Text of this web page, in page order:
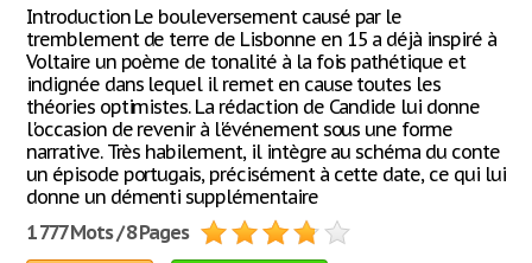
Introduction Le bouleversement causé par le
tremblement de terre de Lisbonne en 15 a déjà inspiré à
Voltaire un poème de tonalité à la fois pathétique et
indignée dans lequel il remet en cause toutes les
théories optimistes. La rédaction de Candide lui donne
l'occasion de revenir à l'événement sous une forme
narrative. Très habilement, il intègre au schéma du conte
un épisode portugais, précisément à cette date, ce qui lui
donne un démenti supplémentaire
1 777 Mots / 8 Pages